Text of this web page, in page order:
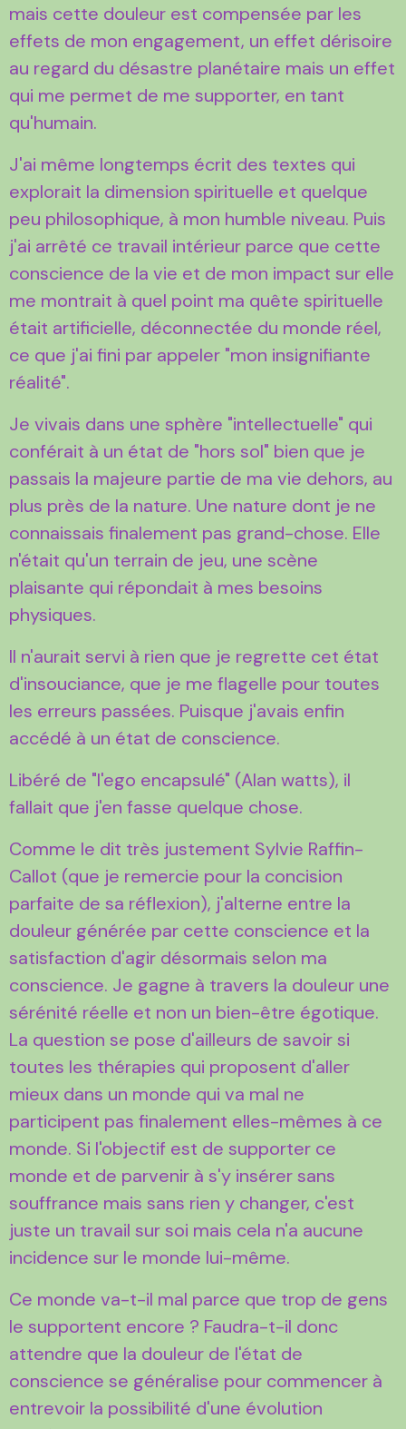
mais cette douleur est compensée par les
effets de mon engagement, un effet dérisoire
au regard du désastre planétaire mais un effet
qui me permet de me supporter, en tant
qu'humain.
J'ai même longtemps écrit des textes qui
explorait la dimension spirituelle et quelque
peu philosophique, à mon humble niveau. Puis
j'ai arrêté ce travail intérieur parce que cette
conscience de la vie et de mon impact sur elle
me montrait à quel point ma quête spirituelle
était artificielle, déconnectée du monde réel,
ce que j'ai fini par appeler "mon insignifiante
réalité".
Je vivais dans une sphère "intellectuelle" qui
conférait à un état de "hors sol" bien que je
passais la majeure partie de ma vie dehors, au
plus près de la nature. Une nature dont je ne
connaissais finalement pas grand-chose. Elle
n'était qu'un terrain de jeu, une scène
plaisante qui répondait à mes besoins
physiques.
Il n'aurait servi à rien que je regrette cet état
d'insouciance, que je me flagelle pour toutes
les erreurs passées. Puisque j'avais enfin
accédé à un état de conscience.
Libéré de "l'ego encapsulé" (Alan watts), il
fallait que j'en fasse quelque chose.
Comme le dit très justement Sylvie Raffin-
Callot (que je remercie pour la concision
parfaite de sa réflexion), j'alterne entre la
douleur générée par cette conscience et la
satisfaction d'agir désormais selon ma
conscience. Je gagne à travers la douleur une
sérénité réelle et non un bien-être égotique.
La question se pose d'ailleurs de savoir si
toutes les thérapies qui proposent d'aller
mieux dans un monde qui va mal ne
participent pas finalement elles-mêmes à ce
monde. Si l'objectif est de supporter ce
monde et de parvenir à s'y insérer sans
souffrance mais sans rien y changer, c'est
juste un travail sur soi mais cela n'a aucune
incidence sur le monde lui-même.
Ce monde va-t-il mal parce que trop de gens
le supportent encore ? Faudra-t-il donc
attendre que la douleur de l'état de
conscience se généralise pour commencer à
entrevoir la possibilité d'une évolution